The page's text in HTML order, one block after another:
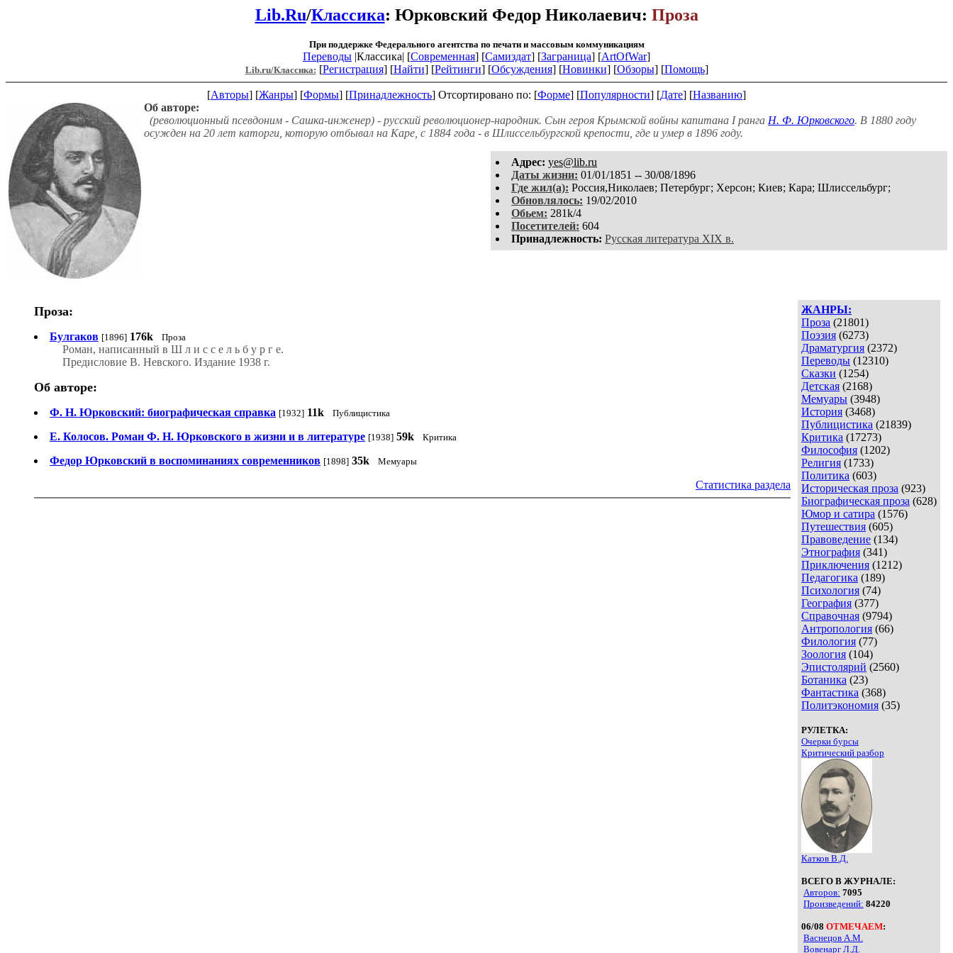
Lib.Ru/Классика: Юрковский Федор Николаевич: Проза
При поддержке Федерального агентства по печати и массовым коммуникациям
Переводы |Классика| [Современная] [Самиздат] [Заграница] [ArtOfWar]
Lib.ru/Классика: [Регистрация] [Найти] [Рейтинги] [Обсуждения] [Новинки] [Обзоры] [Помощь]
[Авторы] [Жанры] [Формы] [Принадлежность] Отсортировано по: [Форме] [Популярности] [Дате] [Названию]
Об авторе:
(революционный псевдоним - Сашка-инженер) - русский революционер-народник. Сын героя Крымской войны капитана I ранга Н. Ф. Юрковского. В 1880 году
осужден на 20 лет каторги, которую отбывал на Каре, с 1884 года - в Шлиссельбургской крепости, где и умер в 1896 году.
Aдpeс: yes@lib.ru
Даты жизни: 01/01/1851 -- 30/08/1896
Где жил(а): Россия,Николаев; Петербург; Херсон; Киев; Кара; Шлиссельбург;
Обновлялось: 19/02/2010
Обьем: 281k/4
Посетителей: 604
Принадлежность: Русская литература XIX в.
ЖАНРЫ:
Проза (21801)
Поэзия (6273)
Драматургия (2372)
Переводы (12310)
Сказки (1254)
Детская (2168)
Мемуары (3948)
История (3468)
Публицистика (21839)
Критика (17273)
Философия (1202)
Религия (1733)
Политика (603)
Историческая проза (923)
Биографическая проза (628)
Юмор и сатира (1576)
Путешествия (605)
Правоведение (134)
Этнография (341)
Приключения (1212)
Педагогика (189)
Психология (74)
География (377)
Справочная (9794)
Антропология (66)
Филология (77)
Зоология (104)
Эпистолярий (2560)
Ботаника (23)
Фантастика (368)
Политэкономия (35)
РУЛЕТКА:
Очерки бурсы
Критический разбор
Катков В.Д.
ВСЕГО В ЖУРНАЛЕ:
Авторов: 7095
Произведений: 84220
06/08 ОТМЕЧАЕМ:
Васнецов А.М.
Вовенарг Л.Д.
Проза:
Булгаков [1896] 176k Проза
Роман, написанный в Ш л и с с е л ь б у р г е.
Предисловие В. Невского. Издание 1938 г.
Об авторе:
Ф. Н. Юрковский: биографическая справка [1932] 11k Публицистика
Е. Колосов. Роман Ф. Н. Юрковского в жизни и в литературе [1938] 59k Критика
Федор Юрковский в воспоминаниях современников [1898] 35k Мемуары
Статистика раздела